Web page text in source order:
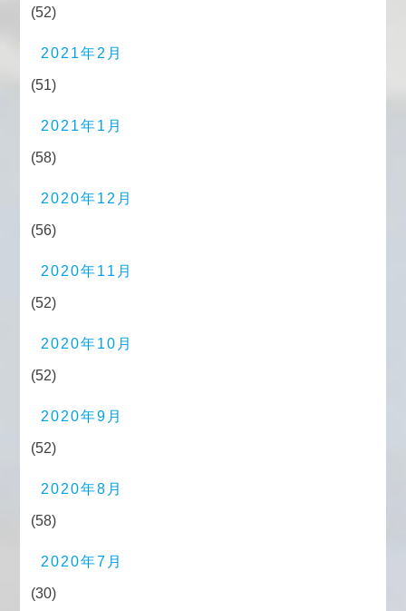
(52)
2021年2月
(51)
2021年1月
(58)
2020年12月
(56)
2020年11月
(52)
2020年10月
(52)
2020年9月
(52)
2020年8月
(58)
2020年7月
(30)